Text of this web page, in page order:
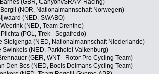
(GBR, Canyon//SRAM Racing)
(NOR, Nationalmannschaft Norwegen)
(NED, SWABO)
(NED, Team Drenthe)
(POL, Trek - Segafredo)
Steigenga (NED, Nationalmannschaft Niederlande)
Swinkels (NED, Parkhotel Valkenburg)
(GER, WNT - Rotor Pro Cycling Team)
Den Bos (NED, Boels Dolmans Cycling Team)